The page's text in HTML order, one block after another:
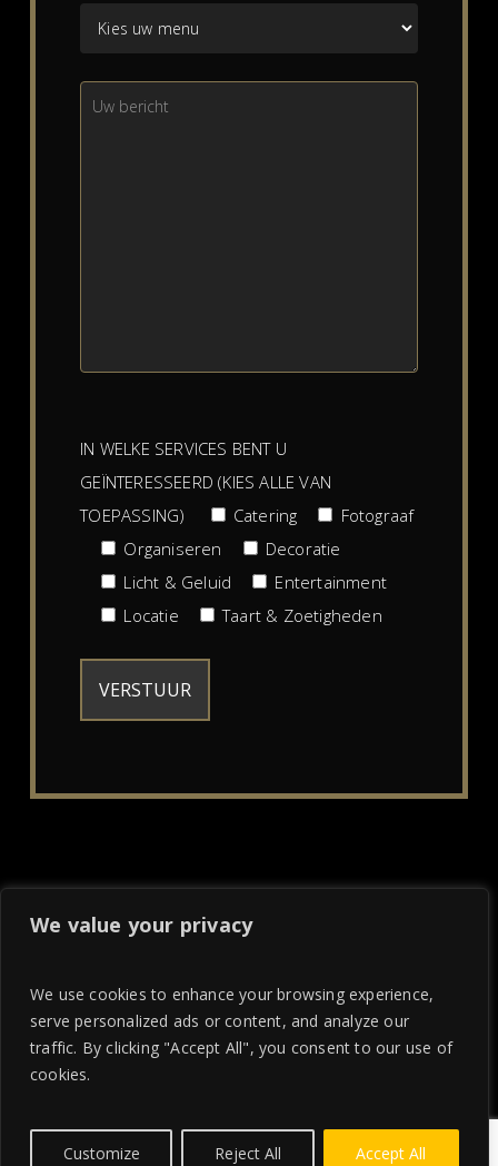
We value your privacy
We use cookies to enhance your browsing experience,
serve personalized ads or content, and analyze our
traffic. By clicking "Accept All", you consent to our use of
cookies.
Customize Reject All Accept All
IN WELKE SERVICES BENT U
GEÏNTERESSEERD (KIES ALLE VAN
TOEPASSING)
Catering
Fotograaf
Organiseren
Decoratie
Licht & Geluid
Entertainment
Locatie
Taart & Zoetigheden
facebook instagram